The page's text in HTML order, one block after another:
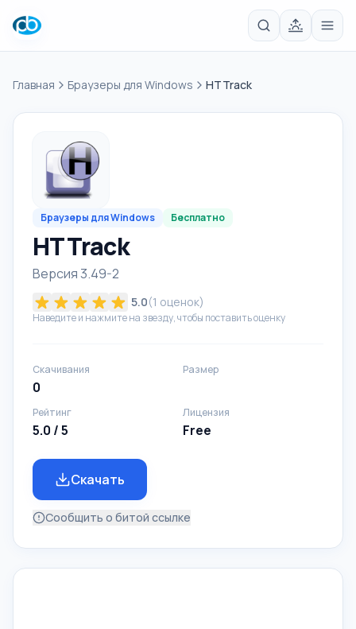
Главная Браузеры для Windows HTTrack
Браузеры для Windows Бесплатно
HTTrack
Версия 3.49-2
5.0(1 оценок)
Наведите и нажмите на звезду, чтобы поставить оценку
Скачивания
0
Размер
Рейтинг
5.0 / 5
Лицензия
Free
Скачать
Сообщить о битой ссылке